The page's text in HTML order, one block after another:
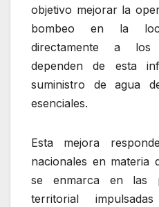
objetivo mejorar la
bombeo en la
directamente a los
dependen de esta
suministro de agua
esenciales.
Esta mejora
nacionales en materia
se enmarca en las
territorial